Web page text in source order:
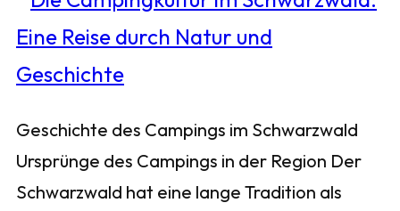
Geschichte des Campings im Schwarzwald
Ursprünge des Campings in der Region Der
Schwarzwald hat eine lange Tradition als